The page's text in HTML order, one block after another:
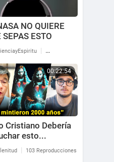
NO QUIERE
SEPAS ESTO
| 93 Reproducciones
00:22:54
Cristiano Debería
esto...
| 103 Reproducciones